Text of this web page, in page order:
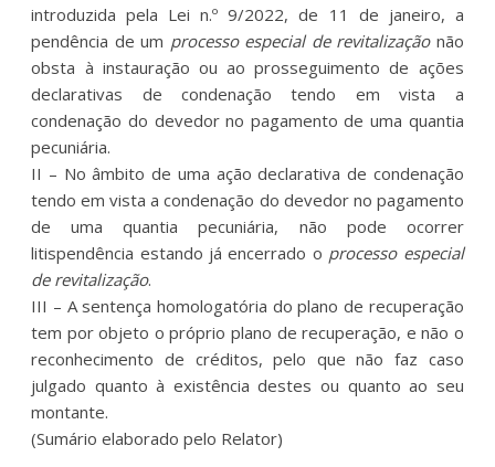
introduzida pela Lei n.º 9/2022, de 11 de janeiro, a
pendência de um processo especial de revitalizaçãonão
obsta à instauração ou ao prosseguimento de ações
declarativas de condenação tendo em vista a
condenação do devedor no pagamento de uma quantia
pecuniária.
II – No âmbito de uma ação declarativa de condenação
tendo em vista a condenação do devedor no pagamento
de uma quantia pecuniária, não pode ocorrer
litispendência estando já encerrado o processo especial
de revitalização.
III – A sentença homologatória do plano de recuperação
tem por objeto o próprio plano de recuperação, e não o
reconhecimento de créditos, pelo que não faz caso
julgado quanto à existência destes ou quanto ao seu
montante.
(Sumário elaborado pelo Relator)